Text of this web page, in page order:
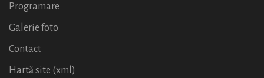
Programare
Galerie foto
Contact
Hartă site (xml)